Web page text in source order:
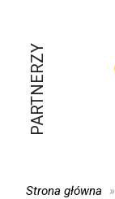
PARTNERZY
Strona główna